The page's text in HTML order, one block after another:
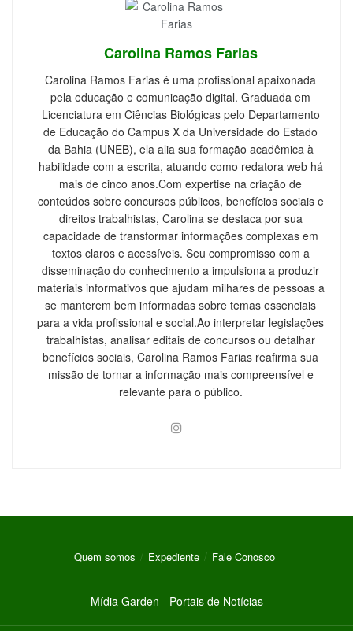
Carolina Ramos Farias
Carolina Ramos Farias é uma profissional apaixonada
pela educação e comunicação digital. Graduada em
Licenciatura em Ciências Biológicas pelo Departamento
de Educação do Campus X da Universidade do Estado
da Bahia (UNEB), ela alia sua formação acadêmica à
habilidade com a escrita, atuando como redatora web há
mais de cinco anos.Com expertise na criação de
conteúdos sobre concursos públicos, benefícios sociais e
direitos trabalhistas, Carolina se destaca por sua
capacidade de transformar informações complexas em
textos claros e acessíveis. Seu compromisso com a
disseminação do conhecimento a impulsiona a produzir
materiais informativos que ajudam milhares de pessoas a
se manterem bem informadas sobre temas essenciais
para a vida profissional e social.Ao interpretar legislações
trabalhistas, analisar editais de concursos ou detalhar
benefícios sociais, Carolina Ramos Farias reafirma sua
missão de tornar a informação mais compreensível e
relevante para o público.
Quem somos Expediente Fale Conosco
Mídia Garden - Portais de Notícias